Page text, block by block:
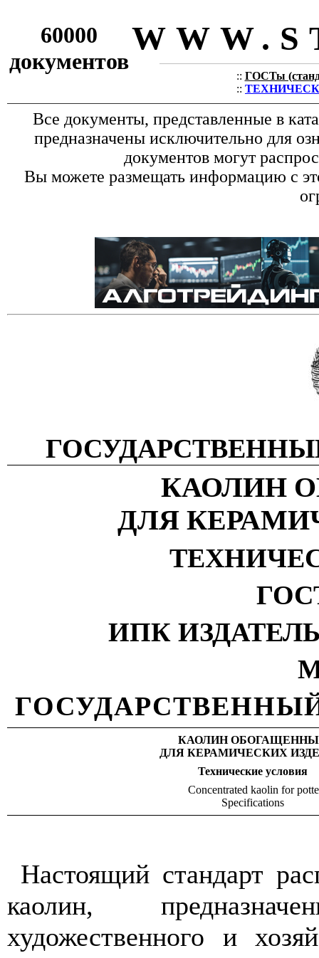
60000
документов
:: ГОСТы
::
Все документы, представленные в
предназначены исключительно для
документов могут
Вы можете размещать информацию с
КАОЛИН
ДЛЯ
ИПК
КАОЛИН
ДЛЯ КЕРАМИЧЕСКИХ
Технические условия
Concentrated kaolin for
Specifications
Настоящий стандарт
каолин,
художественного и